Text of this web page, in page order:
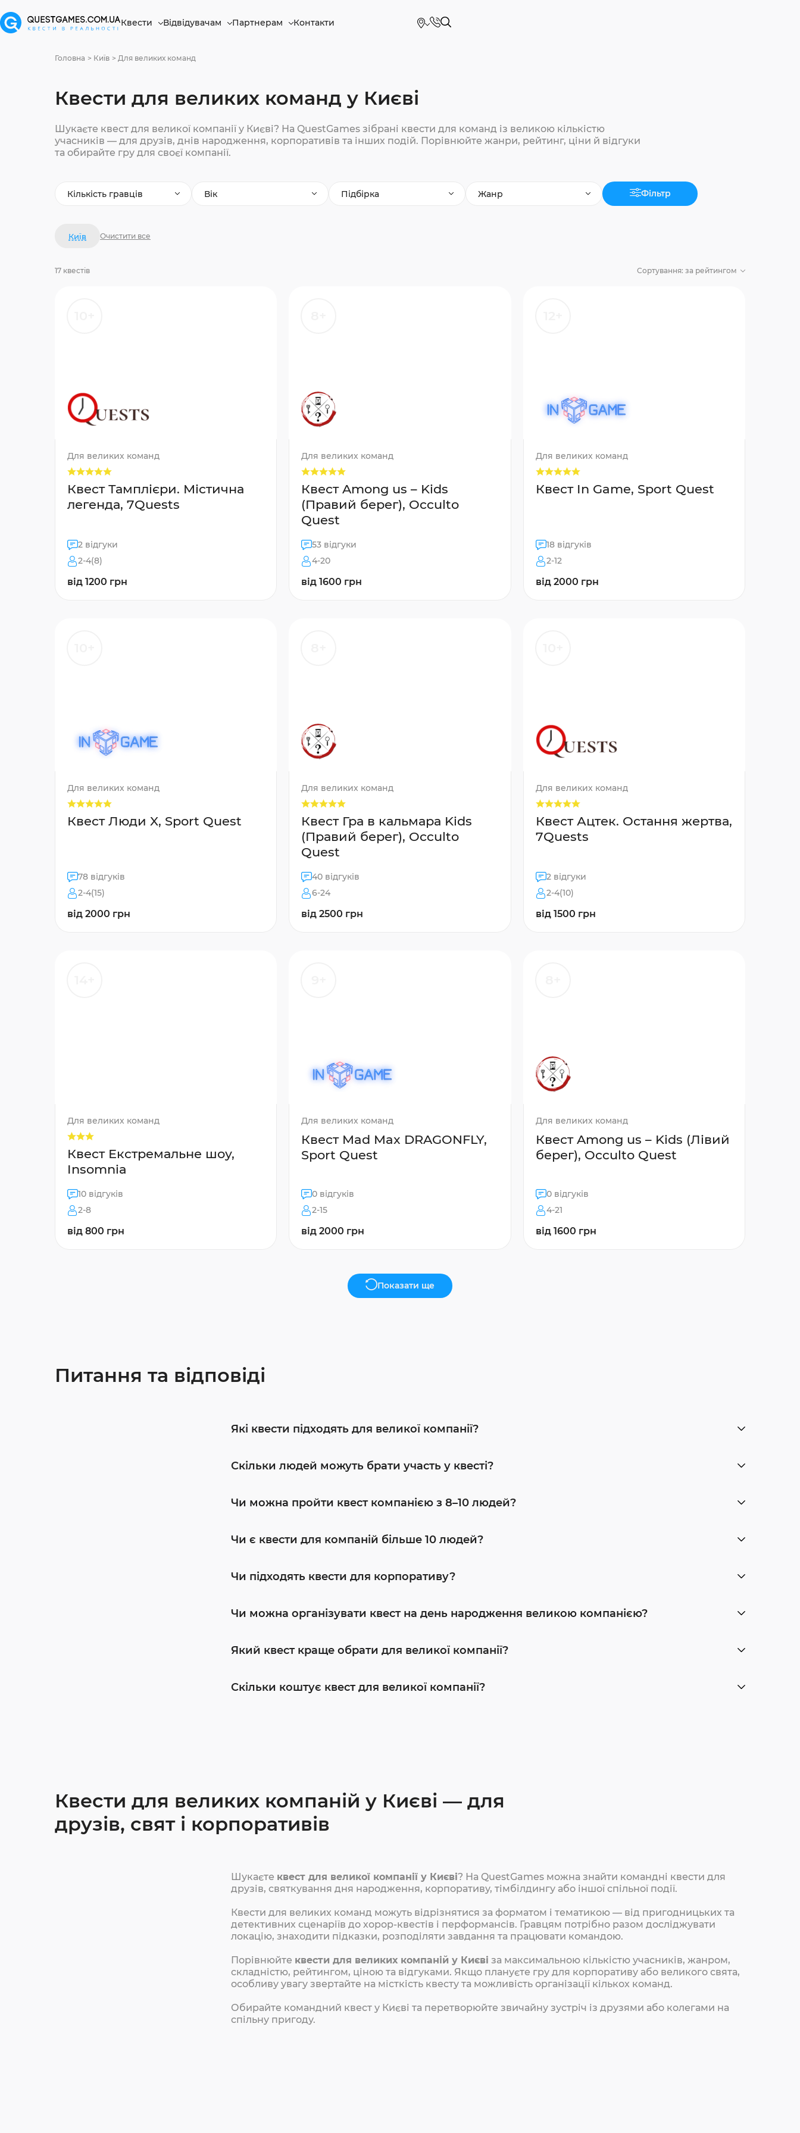
Квести Відвідувачам Партнерам Контакти
Головна Київ Для великих команд
Квести для великих команд у Києві
Шукаєте квест для великої компанії у Києві? На QuestGames зібрані квести для команд із великою кількістю
учасників — для друзів, днів народження, корпоративів та інших подій. Порівнюйте жанри, рейтинг, ціни й відгуки
та обирайте гру для своєї компанії.
Кількість гравців Вік Підбірка Жанр Фільтр
Київ Очистити все
17 квестів Сортування: за рейтингом
Для великих команд
Квест Тамплієри. Містична
легенда, 7Quests
2 відгуки
2-4(8)
від 1200 грн
Для великих команд
Квест Among us – Kids
(Правий берег), Occulto
Quest
53 відгуки
4-20
від 1600 грн
Для великих команд
Квест In Game, Sport Quest
18 відгуків
2-12
від 2000 грн
Для великих команд
Квест Люди X, Sport Quest
78 відгуків
2-4(15)
від 2000 грн
Для великих команд
Квест Гра в кальмара Kids
(Правий берег), Occulto
Quest
40 відгуків
6-24
від 2500 грн
Для великих команд
Квест Ацтек. Остання жертва,
7Quests
2 відгуки
2-4(10)
від 1500 грн
Для великих команд
Квест Екстремальне шоу,
Insomnia
10 відгуків
2-8
від 800 грн
Для великих команд
Квест Mad Max DRAGONFLY,
Sport Quest
0 відгуків
2-15
від 2000 грн
Для великих команд
Квест Among us – Kids (Лівий
берег), Occulto Quest
0 відгуків
4-21
від 1600 грн
Показати ще
Питання та відповіді
Які квести підходять для великої компанії?
Скільки людей можуть брати участь у квесті?
Чи можна пройти квест компанією з 8–10 людей?
Чи є квести для компаній більше 10 людей?
Чи підходять квести для корпоративу?
Чи можна організувати квест на день народження великою компанією?
Який квест краще обрати для великої компанії?
Скільки коштує квест для великої компанії?
Квести для великих компаній у Києві — для
друзів, свят і корпоративів
Шукаєте квест для великої компанії у Києві? На QuestGames можна знайти командні квести для
друзів, святкування дня народження, корпоративу, тімбілдингу або іншої спільної події.
Квести для великих команд можуть відрізнятися за форматом і тематикою — від пригодницьких та
детективних сценаріїв до хорор-квестів і перформансів. Гравцям потрібно разом досліджувати
локацію, знаходити підказки, розподіляти завдання та працювати командою.
Порівнюйте квести для великих компаній у Києві за максимальною кількістю учасників, жанром,
складністю, рейтингом, ціною та відгуками. Якщо плануєте гру для корпоративу або великого свята,
особливу увагу звертайте на місткість квесту та можливість організації кількох команд.
Обирайте командний квест у Києві та перетворюйте звичайну зустріч із друзями або колегами на
спільну пригоду.